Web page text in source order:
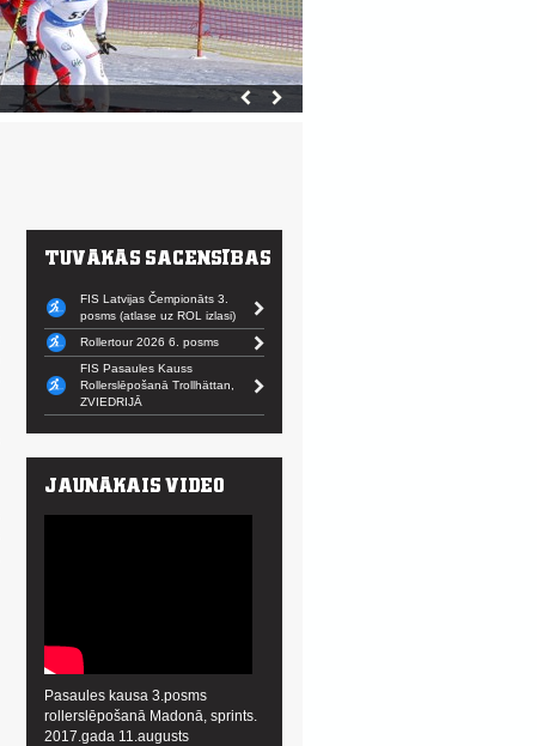
FIS Latvijas Čempionāts 3.
posms (atlase uz ROL izlasi)
Rollertour 2026 6. posms
FIS Pasaules Kauss
Rollerslēpošanā Trollhättan,
ZVIEDRIJĀ
Pasaules kausa 3.posms
rollerslēpošanā Madonā, sprints.
2017.gada 11.augusts